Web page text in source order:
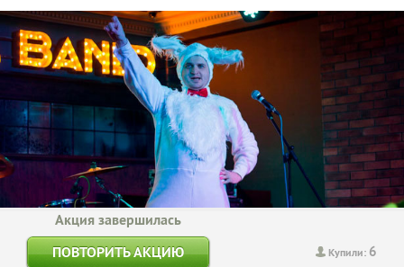
Купили: 6
Акция завершилась
ПОВТОРИТЬ АКЦИЮ